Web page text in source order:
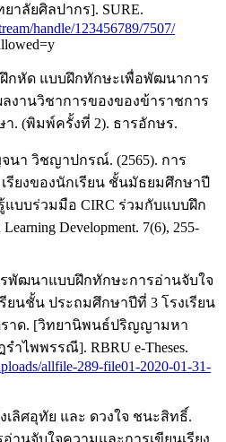
ลัยศิลปากร]. SURE.
handle/123456789/7507/
ฝึกหัด แบบฝึกทักษะเพื่อพัฒนาการ
ลงานวิชาการของของข้าราชการ
. (พิมพ์ครั้งที่ 2). ธารอักษร.
นา วิชญาปกรณ์. (2565). การ
ยงของนักเรียน ชั้นมัธยมศึกษาปี
แบบร่วมมือ CIRC ร่วมกับแบบฝึก
Development. 7(6), 255-
รพัฒนาแบบฝึกทักษะการอ่านจับใจ
ยนชั้น ประถมศึกษาปีที่ 3 โรงเรียน
าด. [วิทยานิพนธ์ปริญญามหา
ไพพรรณี]. RBRU e-Theses.
allfile-289-file01-2020-01-31-
เลิศอุทัย และ ดวงใจ ชนะสิทธิ์.
านจับใจความและการเขียนเรียง